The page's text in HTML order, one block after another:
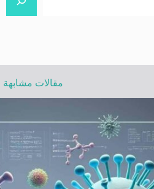
مقالات مشابهة